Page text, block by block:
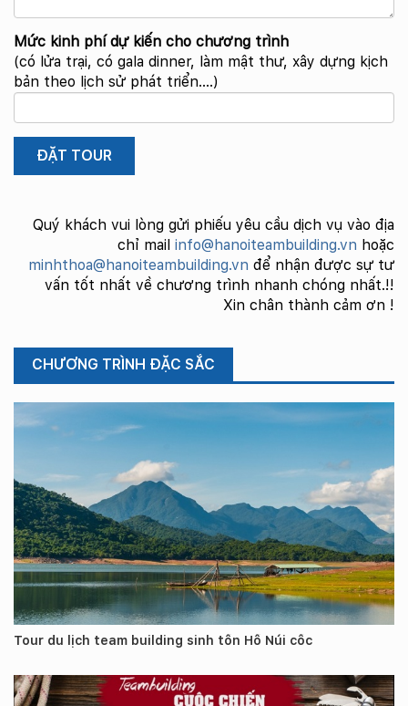
Mức kinh phí dự kiến cho chương trình
(có lửa trại, có gala dinner, làm mật thư, xây dựng kịch
bản theo lịch sử phát triển….)
Quý khách vui lòng gửi phiếu yêu cầu dịch vụ vào địa
chỉ mail info@hanoiteambuilding.vn hoặc
minhthoa@hanoiteambuilding.vn để nhận được sự tư
vấn tốt nhất về chương trình nhanh chóng nhất.!!
Xin chân thành cảm ơn !
CHƯƠNG TRÌNH ĐẶC SẮC
Tour du lịch team building sinh tồn Hồ Núi cốc